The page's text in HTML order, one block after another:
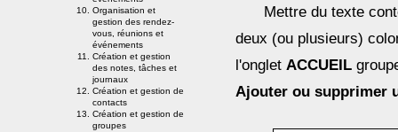
Organisation et
gestion des rendez-
vous, réunions et
événements
Création et gestion
des notes, tâches et
journaux
Création et gestion de
contacts
Création et gestion de
groupes
Mettre du texte
deux (ou plusieurs)
l'onglet ACCUEIL
Ajouter ou supprimer